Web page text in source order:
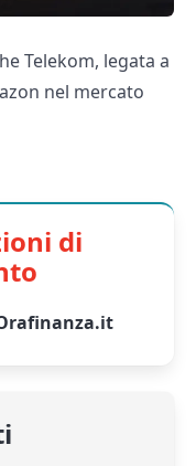
Telekom, legata a
nel mercato
di